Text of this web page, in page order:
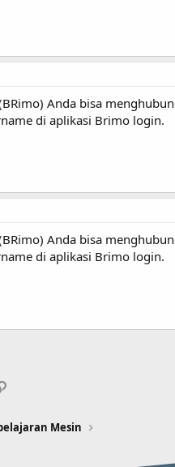
Anda bisa
di aplikasi Brimo login.
Anda bisa
di aplikasi Brimo login.
Mesin